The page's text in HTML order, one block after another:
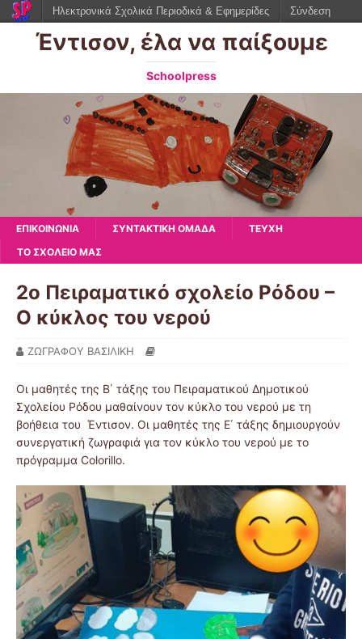
Έντισον, έλα να παίξουμε
Schoolpress
ΕΠΙΚΟΙΝΩΝΙΑ ΣΥΝΤΑΚΤΙΚΗ ΟΜΑΔΑ
ΤΕΥΧΗ
ΤΟ ΣΧΟΛΕΙΟ ΜΑΣ
2ο Πειραματικό σχολείο Ρόδου –
Ο κύκλος του νερού
ΖΩΓΡΑΦΟΥ ΒΑΣΙΛΙΚΗ
Οι μαθητές της Β΄ τάξης του Πειραματικού Δημοτικού
Σχολείου Ρόδου μαθαίνουν τον κύκλο του νερού με τη
βοήθεια του Έντισον. Οι μαθητές της Ε΄ τάξης δημιουργούν
συνεργατική ζωγραφιά για τον κύκλο του νερού με το
πρόγραμμα Colorillo.
Ηλεκτρονικά Σχολικά Περιοδικά & Εφημερίδες Σύνδεση